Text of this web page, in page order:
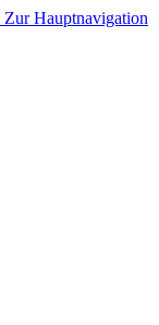
Zur Hauptnavigation